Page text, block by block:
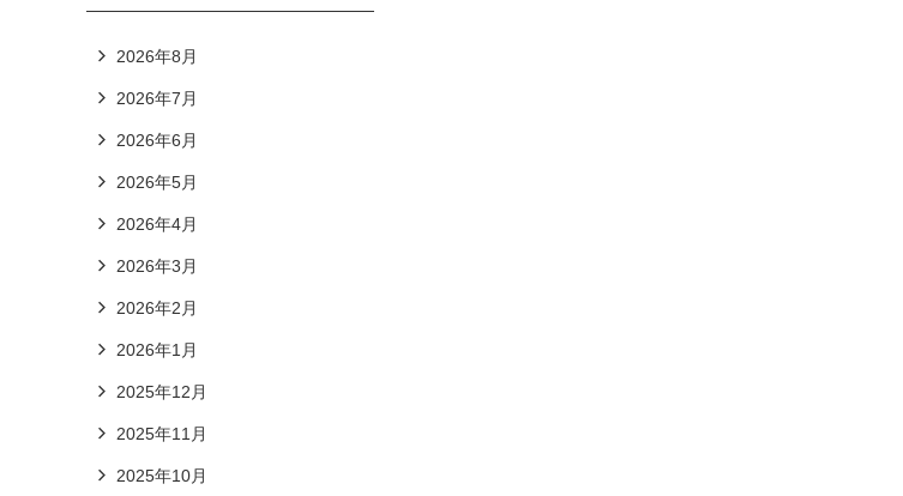
2026年8月
2026年7月
2026年6月
2026年5月
2026年4月
2026年3月
2026年2月
2026年1月
2025年12月
2025年11月
2025年10月